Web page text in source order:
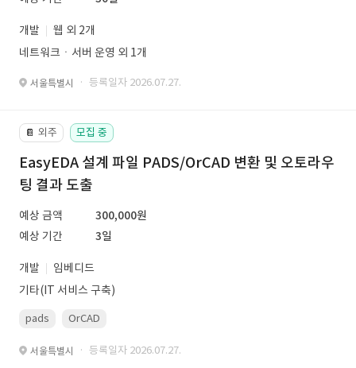
개발
웹 외 2개
네트워크ㆍ서버 운영 외 1개
서울특별시 · 등록일자 2026.07.27.
📔 외주 모집 중
EasyEDA 설계 파일 PADS/OrCAD 변환 및 오토라우
팅 결과 도출
예상 금액
300,000원
예상 기간
3일
개발
임베디드
기타(IT 서비스 구축)
pads OrCAD
서울특별시 · 등록일자 2026.07.27.